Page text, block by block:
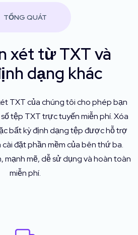
TỔNG QUÁT
xét từ TXT và
dạng khác
TXT của chúng tôi cho phép bạn
tệp TXT trực tuyến miễn phí. Xóa
bất kỳ định dạng tệp được hỗ trợ
đặt phần mềm của bên thứ ba.
mẽ, dễ sử dụng và hoàn toàn
miễn phí.